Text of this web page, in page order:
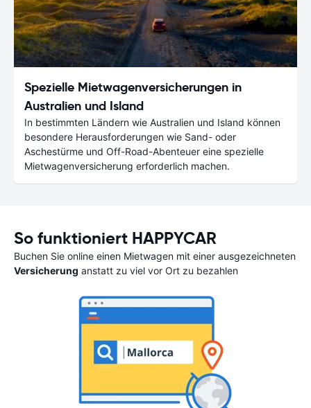
Spezielle Mietwagenversicherungen in
Australien und Island
In bestimmten Ländern wie Australien und Island können
besondere Herausforderungen wie Sand- oder
Aschestürme und Off-Road-Abenteuer eine spezielle
Mietwagenversicherung erforderlich machen.
So funktioniert HAPPYCAR
Buchen Sie online einen Mietwagen mit einer ausgezeichneten
Versicherung anstatt zu viel vor Ort zu bezahlen